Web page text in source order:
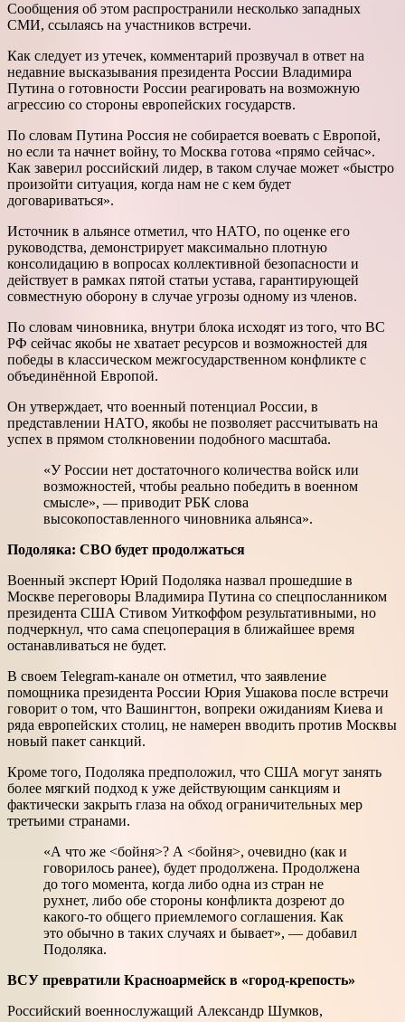
Сообщения об этом распространили несколько западных
СМИ, ссылаясь на участников встречи.
Как следует из утечек, комментарий прозвучал в ответ на
недавние высказывания президента России Владимира
Путина о готовности России реагировать на возможную
агрессию со стороны европейских государств.
По словам Путина Россия не собирается воевать с Европой,
но если та начнет войну, то Москва готова «прямо сейчас».
Как заверил российский лидер, в таком случае может «быстро
произойти ситуация, когда нам не с кем будет
договариваться».
Источник в альянсе отметил, что НАТО, по оценке его
руководства, демонстрирует максимально плотную
консолидацию в вопросах коллективной безопасности и
действует в рамках пятой статьи устава, гарантирующей
совместную оборону в случае угрозы одному из членов.
По словам чиновника, внутри блока исходят из того, что ВС
РФ сейчас якобы не хватает ресурсов и возможностей для
победы в классическом межгосударственном конфликте с
объединённой Европой.
Он утверждает, что военный потенциал России, в
представлении НАТО, якобы не позволяет рассчитывать на
успех в прямом столкновении подобного масштаба.
«У России нет достаточного количества войск или
возможностей, чтобы реально победить в военном
смысле», — приводит РБК слова
высокопоставленного чиновника альянса».
Подоляка: СВО будет продолжаться
Военный эксперт Юрий Подоляка назвал прошедшие в
Москве переговоры Владимира Путина со спецпосланником
президента США Стивом Уиткоффом результативными, но
подчеркнул, что сама спецоперация в ближайшее время
останавливаться не будет.
В своем Telegram-канале он отметил, что заявление
помощника президента России Юрия Ушакова после встречи
говорит о том, что Вашингтон, вопреки ожиданиям Киева и
ряда европейских столиц, не намерен вводить против Москвы
новый пакет санкций.
Кроме того, Подоляка предположил, что США могут занять
более мягкий подход к уже действующим санкциям и
фактически закрыть глаза на обход ограничительных мер
третьими странами.
«А что же <бойня>? А <бойня>, очевидно (как и
говорилось ранее), будет продолжена. Продолжена
до того момента, когда либо одна из стран не
рухнет, либо обе стороны конфликта дозреют до
какого-то общего приемлемого соглашения. Как
это обычно в таких случаях и бывает», — добавил
Подоляка.
ВСУ превратили Красноармейск в «город-крепость»
Российский военнослужащий Александр Шумков,